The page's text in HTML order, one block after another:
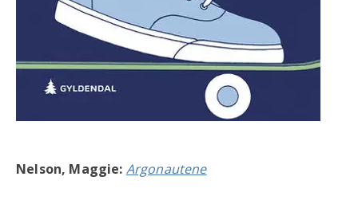
Nelson, Maggie: Argonautene